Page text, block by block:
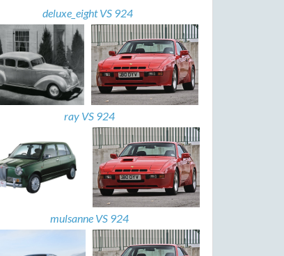
deluxe_eight VS 924
ray VS 924
mulsanne VS 924